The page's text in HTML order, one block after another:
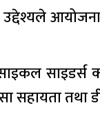
आयोजना
साइडर्स
सहायता